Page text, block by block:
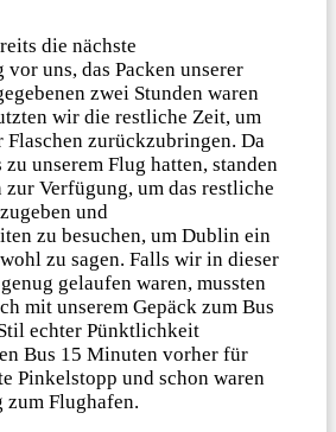
die nächste
uns, das Packen unserer
zwei Stunden waren
wir die restliche Zeit, um
zurückzubringen. Da
unserem Flug hatten, standen
zur Verfügung, um das restliche
und
zu besuchen, um Dublin ein
zu sagen. Falls wir in dieser
gelaufen waren, mussten
mit unserem Gepäck zum Bus
echter Pünktlichkeit
Bus 15 Minuten vorher für
Pinkelstopp und schon waren
zum Flughafen.